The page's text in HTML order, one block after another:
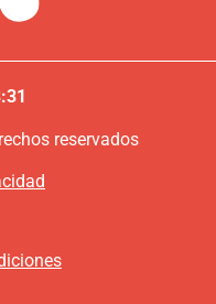
reservados